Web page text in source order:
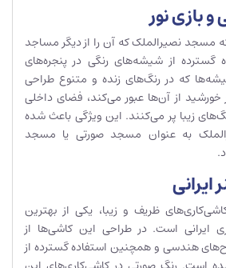
بازی نور
مسجد نصیرالملک که آن را از دیگر مساجد
گسترده از شیشه‌های رنگی در پنجره‌های
که در رنگ‌های زنده و متنوع طراحی
خورشید از آن‌ها عبور می‌کند، فضای داخلی
زیبا پر می‌کنند. این ویژگی باعث شده
به عنوان مسجد صورتی یا مسجد
ظریف و زیبا، یکی از بهترین
ایرانی است. در طراحی این کاشی‌ها از
هندسی و همچنین استفاده گسترده از